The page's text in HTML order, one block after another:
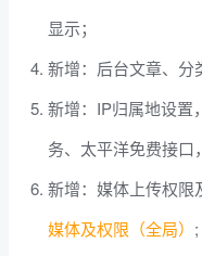
显示；
新增：后台文章、分
新增：IP归属地设置
务、太平洋免费接口，
新增：媒体上传权限
媒体及权限（全局） ;